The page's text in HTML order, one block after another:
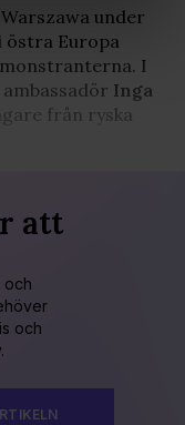
innehållet
funktioner
Vi
och annan
som de har
Du godkänner
vår webbplats.
under
östra Europa
I
Inga
från ryska
att
och
och